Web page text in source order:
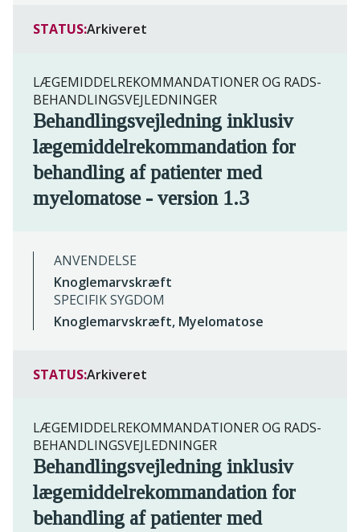
STATUS:Arkiveret
LÆGEMIDDELREKOMMANDATIONER OG RADS-
BEHANDLINGSVEJLEDNINGER
Behandlingsvejledning inklusiv
lægemiddelrekommandation for
behandling af patienter med
myelomatose - version 1.3
ANVENDELSE
Knoglemarvskræft
SPECIFIK SYGDOM
Knoglemarvskræft, Myelomatose
STATUS:Arkiveret
LÆGEMIDDELREKOMMANDATIONER OG RADS-
BEHANDLINGSVEJLEDNINGER
Behandlingsvejledning inklusiv
lægemiddelrekommandation for
behandling af patienter med